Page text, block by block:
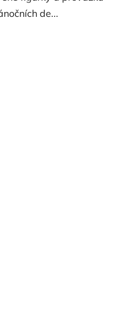
de...